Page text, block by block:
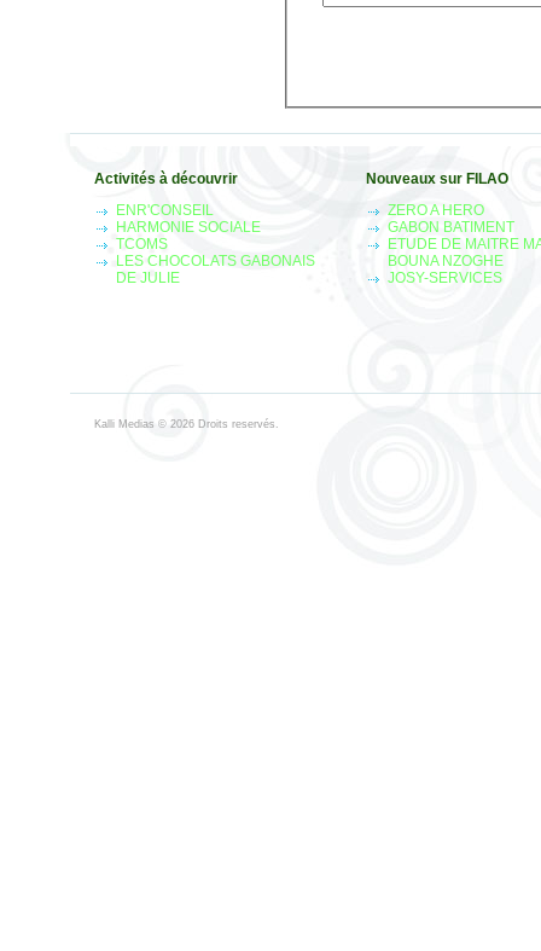
Activités à découvrir
ENR'CONSEIL
HARMONIE SOCIALE
TCOMS
LES CHOCOLATS GABONAIS
DE JULIE
Nouveaux sur FILAO
ZERO A HERO
GABON BATIMENT
ETUDE DE MAITRE
BOUNA NZOGHE
JOSY-SERVICES
Kalli Medias © 2026 Droits reservés.